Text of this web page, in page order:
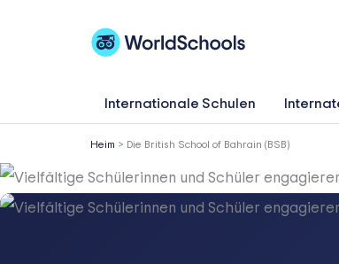
Internationale Schulen
Heim > Die British School of Bahrain (BSB)